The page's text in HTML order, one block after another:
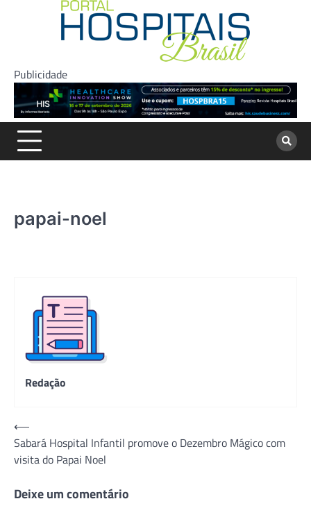
Publicidade
papai-noel
Redação
Navegação
de
Post
⟵
Sabará Hospital Infantil promove o Dezembro Mágico com
visita do Papai Noel
Deixe um comentário